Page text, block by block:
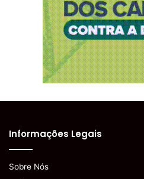
Informações Legais
Sobre Nós